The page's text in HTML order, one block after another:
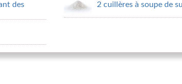
des
2 cuillères à soupe de